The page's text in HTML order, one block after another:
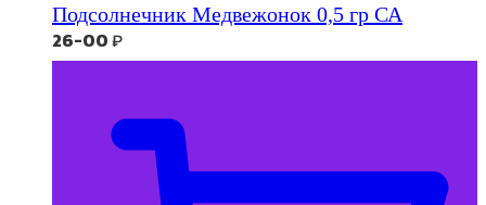
Подсолнечник Медвежонок 0,5 гр СА
26-00₽